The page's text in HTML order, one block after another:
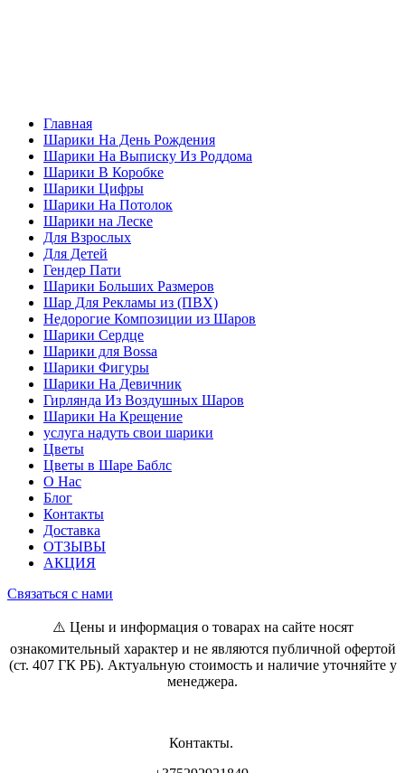
Главная
Шарики На День Рождения
Шарики На Выписку Из Роддома
Шарики В Коробке
Шарики Цифры
Шарики На Потолок
Шарики на Леске
Для Взрослых
Для Детей
Гендер Пати
Шарики Больших Размеров
Шар Для Рекламы из (ПВХ)
Недорогие Композиции из Шаров
Шарики Сердце
Шарики для Воssa
Шарики Фигуры
Шарики На Девичник
Гирлянда Из Воздушных Шаров
Шарики На Крещение
услуга надуть свои шарики
Цветы
Цветы в Шаре Баблс
О Нас
Блог
Контакты
Доставка
ОТЗЫВЫ
АКЦИЯ
Связаться с нами
⚠️ Цены и информация о товарах на сайте носят
ознакомительный характер и не являются публичной офертой
(ст. 407 ГК РБ). Актуальную стоимость и наличие уточняйте у
менеджера.
Контакты.